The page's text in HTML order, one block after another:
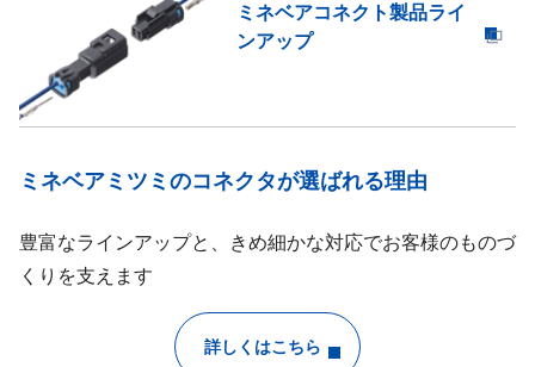
ミネベアコネクト製品ライ
ンアップ
ミネベアミツミのコネクタが選ばれる理由
豊富なラインアップと、きめ細かな対応でお客様のものづ
くりを支えます
詳しくはこちら